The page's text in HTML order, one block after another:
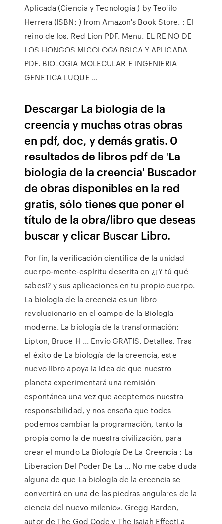
Aplicada (Ciencia y Tecnologia ) by Teofilo
Herrera (ISBN: ) from Amazon's Book Store. : El
reino de los. Red Lion PDF. Menu. EL REINO DE
LOS HONGOS MICOLOGA BSICA Y APLICADA
PDF. BIOLOGIA MOLECULAR E INGENIERIA
GENETICA LUQUE …
Descargar La biologia de la
creencia y muchas otras obras
en pdf, doc, y demás gratis. 0
resultados de libros pdf de 'La
biologia de la creencia' Buscador
de obras disponibles en la red
gratis, sólo tienes que poner el
título de la obra/libro que deseas
buscar y clicar Buscar Libro.
Por fin, la verificación científica de la unidad
cuerpo-mente-espíritu descrita en ¿¡Y tú qué
sabes!? y sus aplicaciones en tu propio cuerpo.
La biología de la creencia es un libro
revolucionario en el campo de la Biología
moderna. La biología de la transformación:
Lipton, Bruce H ... Envío GRATIS. Detalles. Tras
el éxito de La biología de la creencia, este
nuevo libro apoya la idea de que nuestro
planeta experimentará una remisión
espontánea una vez que aceptemos nuestra
responsabilidad, y nos enseña que todos
podemos cambiar la programación, tanto la
propia como la de nuestra civilización, para
crear el mundo La Biología De La Creencia : La
Liberacion Del Poder De La ... No me cabe duda
alguna de que La biología de la creencia se
convertirá en una de las piedras angulares de la
ciencia del nuevo milenio». Gregg Barden,
autor de The God Code y The Isaiah EffectLa